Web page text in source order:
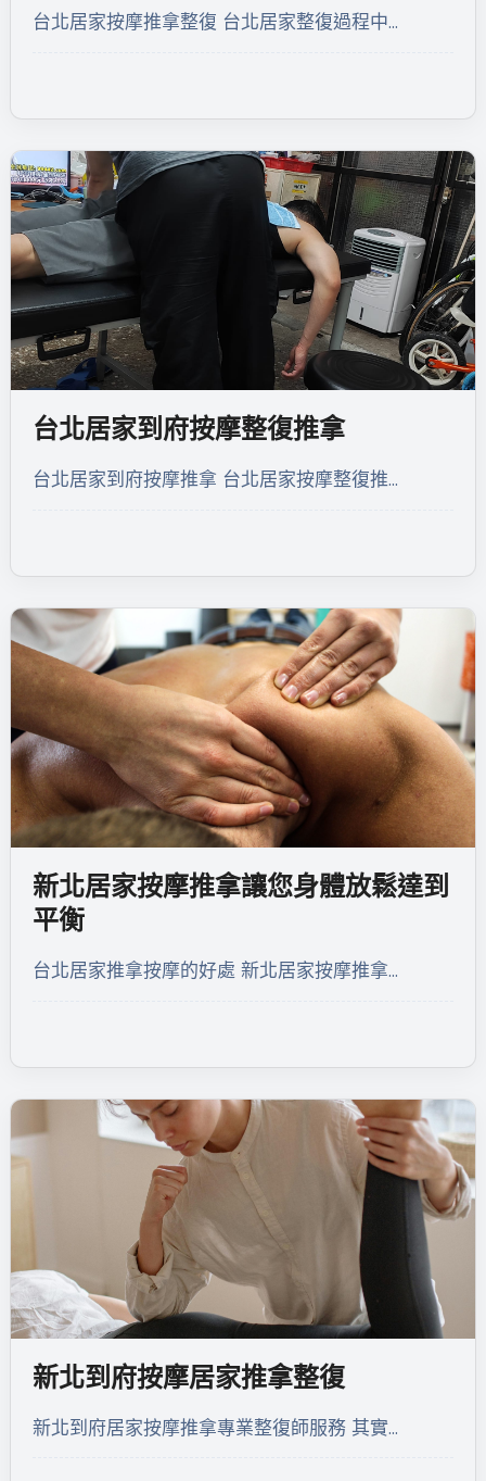
台北居家按摩推拿整復 台北居家整復過程中…
台北居家到府按摩整復推拿
台北居家到府按摩推拿 台北居家按摩整復推…
新北居家按摩推拿讓您身體放鬆達到
平衡
台北居家推拿按摩的好處 新北居家按摩推拿…
新北到府按摩居家推拿整復
新北到府居家按摩推拿專業整復師服務 其實…